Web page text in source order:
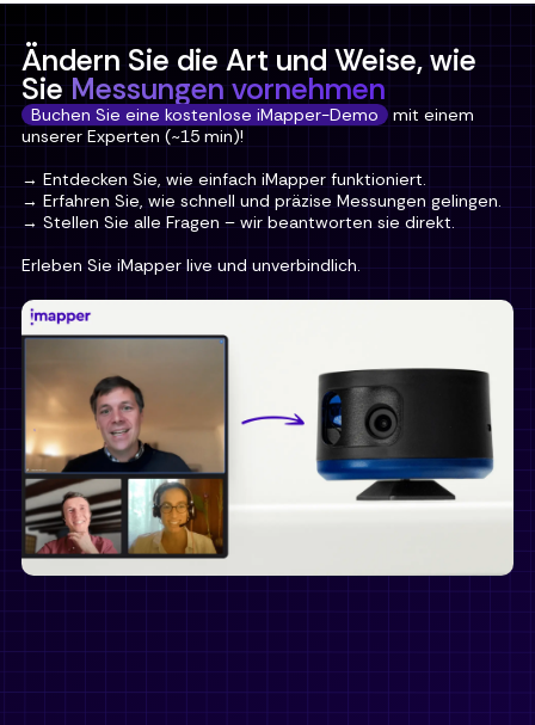
Ändern Sie die Art und Weise, wie
SieMessungen vornehmen
Buchen Sie eine kostenlose iMapper-Demo
mit einem
unserer Experten (~15 min)!
→ Entdecken Sie, wie einfach iMapper funktioniert.
→ Erfahren Sie, wie schnell und präzise Messungen gelingen.
→ Stellen Sie alle Fragen – wir beantworten sie direkt.
Erleben Sie iMapper live und unverbindlich.